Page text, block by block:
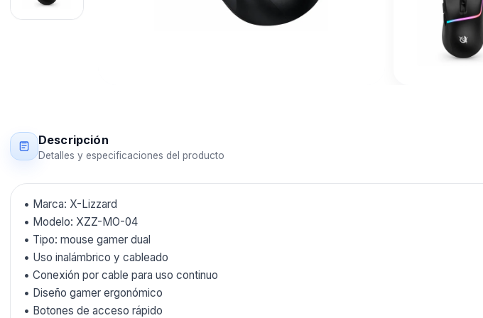
Descripción
Detalles y especificaciones del producto
• Marca: X-Lizzard
• Modelo: XZZ-MO-04
• Tipo: mouse gamer dual
• Uso inalámbrico y cableado
• Conexión por cable para uso continuo
• Diseño gamer ergonómico
• Botones de acceso rápido